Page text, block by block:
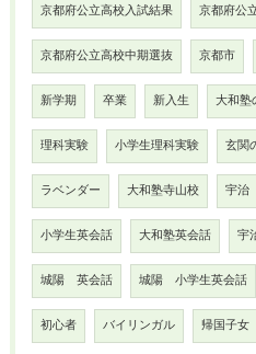
京都府公立高校入試結果 京都府公
京都府公立高校中期選抜 京都市
新学期 卒業 新入生 大和塾
理科実験 小学生理科実験 玄関
ラベンダー 大和塾寺山校 宇治
小学生英会話 大和塾英会話 宇
城陽 英会話 城陽 小学生英会話
初心者 バイリンガル 帰国子女